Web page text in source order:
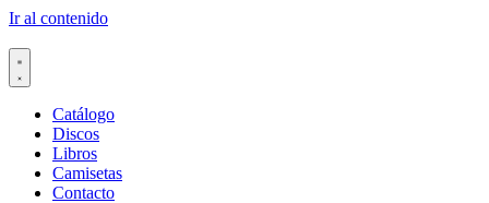
Ir al contenido
Catálogo
Discos
Libros
Camisetas
Contacto